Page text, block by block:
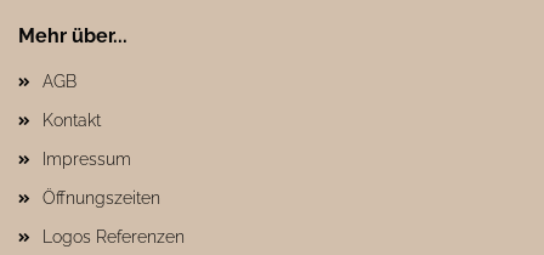
Mehr über...
AGB
Kontakt
Impressum
Öffnungszeiten
Logos Referenzen